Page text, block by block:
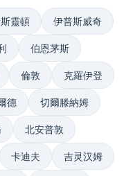
靈頓 伊普斯威奇
伯恩茅斯
倫敦 克羅伊登
德 切爾滕納姆
北安普敦
卡迪夫 吉灵汉姆